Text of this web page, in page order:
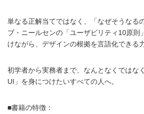
単なる正解当てではなく、「なぜそうなる
ブ・ニールセンの「ユーザビリティ10原則
けながら、デザインの根拠を言語化できる
初学者から実務者まで、なんとなくではな
UI」を身につけたいすべての人へ。
■書籍の特徴：